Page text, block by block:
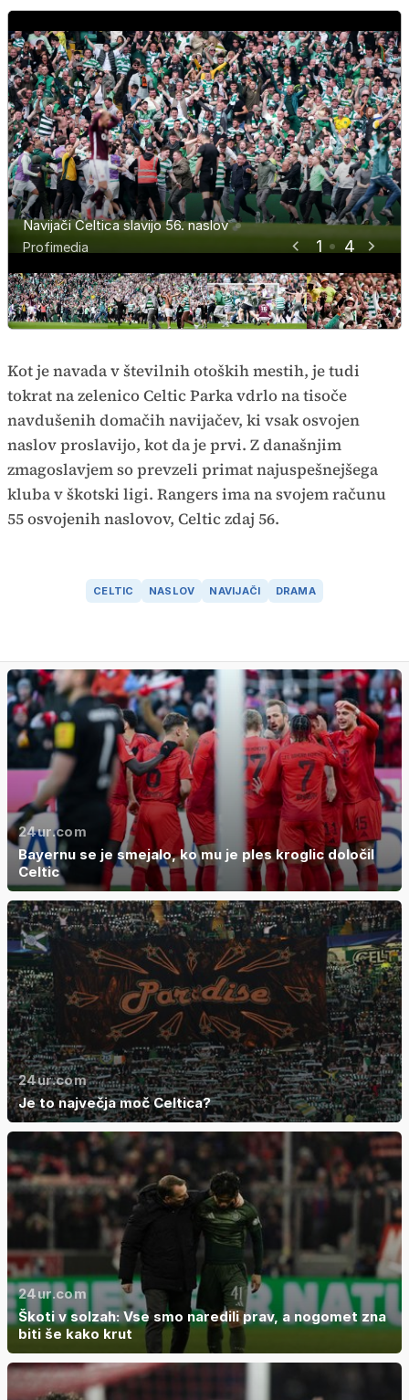
1 4
Navijači Celtica slavijo 56. naslov
Profimedia
Navijači Celtica slavijo 56. naslov
Profimedia
Navijači Celtica slavijo 56. naslov
Profimedia
Navijači Celtica slavijo 56. naslov
Profimedia
Kot je navada v številnih otoških mestih, je tudi
tokrat na zelenico Celtic Parka vdrlo na tisoče
navdušenih domačih navijačev, ki vsak osvojen
naslov proslavijo, kot da je prvi. Z današnjim
zmagoslavjem so prevzeli primat najuspešnejšega
kluba v škotski ligi. Rangers ima na svojem računu
55 osvojenih naslovov, Celtic zdaj 56.
CELTIC NASLOV NAVIJAČI DRAMA
24ur.com
Bayernu se je smejalo, ko mu je ples kroglic določil
Celtic
24ur.com
Je to največja moč Celtica?
24ur.com
Škoti v solzah: Vse smo naredili prav, a nogomet zna
biti še kako krut